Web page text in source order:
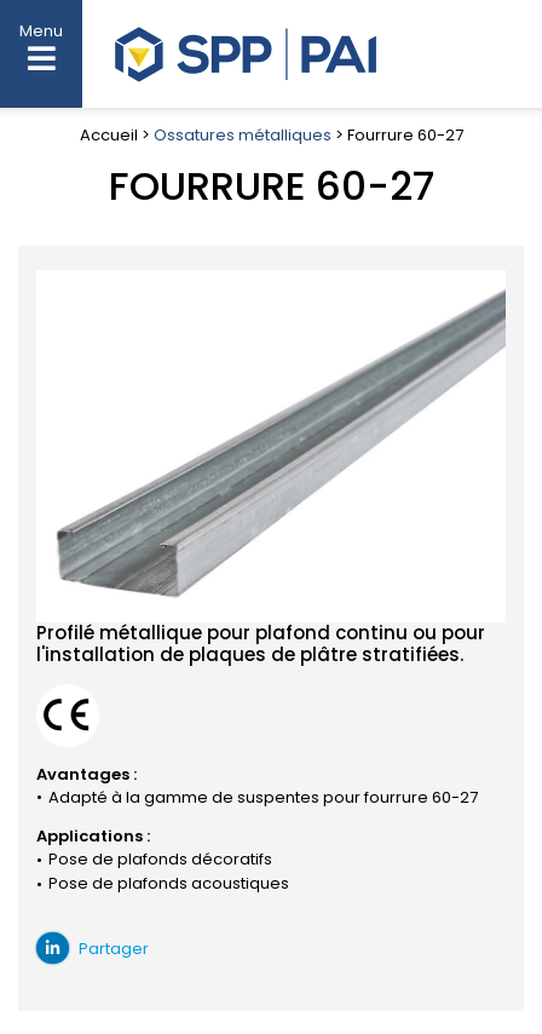
Menu
Accueil > Ossatures métalliques > Fourrure 60-27
FOURRURE 60-27
Profilé métallique pour plafond continu ou pour
l'installation de plaques de plâtre stratifiées.
Avantages :
Adapté à la gamme de suspentes pour fourrure 60-27
Applications :
Pose de plafonds décoratifs
Pose de plafonds acoustiques
Partager